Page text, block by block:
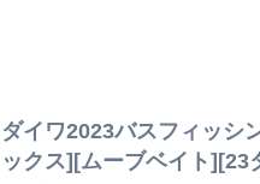
ダイワ2023バスフィッシ
ックス][ムーブベイト][23